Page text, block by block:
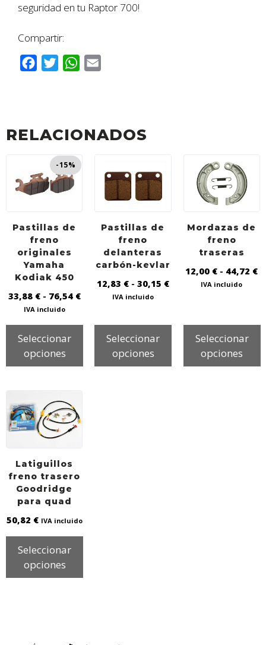
seguridad en tu Raptor 700!
Compartir:
k
t
r
W
s
p
l
RELACIONADOS
-15%
Pastillas de
freno
originales
Yamaha
Kodiak 450
33,88 € - 76,54 €
IVA incluido
Seleccionar
opciones
Pastillas de
freno
delanteras
carbón-kevlar
12,83 € - 30,15 €
IVA incluido
Seleccionar
opciones
Mordazas de
freno
traseras
12,00 € - 44,72 €
IVA incluido
Seleccionar
opciones
Latiguillos
freno trasero
Goodridge
para quad
50,82 € IVA incluido
Seleccionar
opciones